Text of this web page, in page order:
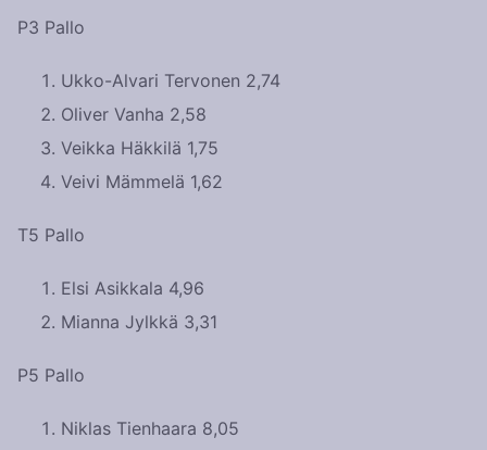
P3 Pallo
Ukko-Alvari Tervonen 2,74
Oliver Vanha 2,58
Veikka Häkkilä 1,75
Veivi Mämmelä 1,62
T5 Pallo
Elsi Asikkala 4,96
Mianna Jylkkä 3,31
P5 Pallo
Niklas Tienhaara 8,05